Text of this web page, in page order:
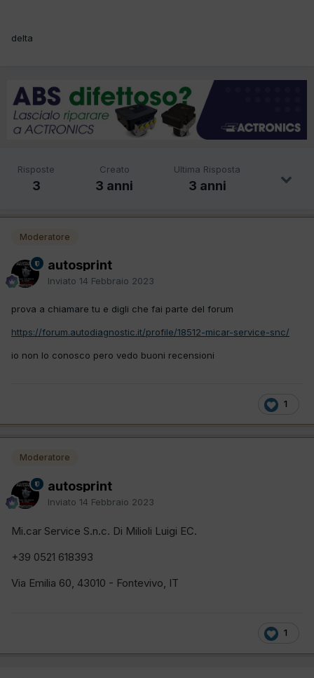
delta
Risposte
3
Creato
3 anni
Ultima Risposta
3 anni
Moderatore
autosprint
Inviato 14 Febbraio 2023
prova a chiamare tu e digli che fai parte del forum
https://forum.autodiagnostic.it/profile/18512-micar-service-snc/
io non lo conosco pero vedo buoni recensioni
1
Moderatore
autosprint
Inviato 14 Febbraio 2023
Mi.car Service S.n.c. Di Milioli Luigi EC.
+39 0521 618393
Via Emilia 60, 43010 - Fontevivo, IT
1